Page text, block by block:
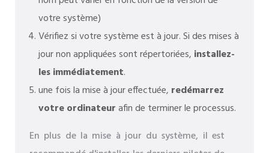
votre système)
Vérifiez si votre système est à jour. Si des mises à
jour non appliquées sont répertoriées, installez-
les immédiatement.
une fois la mise à jour effectuée, redémarrez
votre ordinateurafin de terminer le processus.
En plus de la mise à jour du système, il est